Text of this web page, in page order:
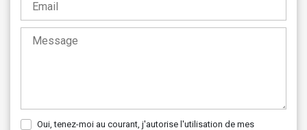
Oui, tenez-moi au courant, j'autorise l'utilisation de mes